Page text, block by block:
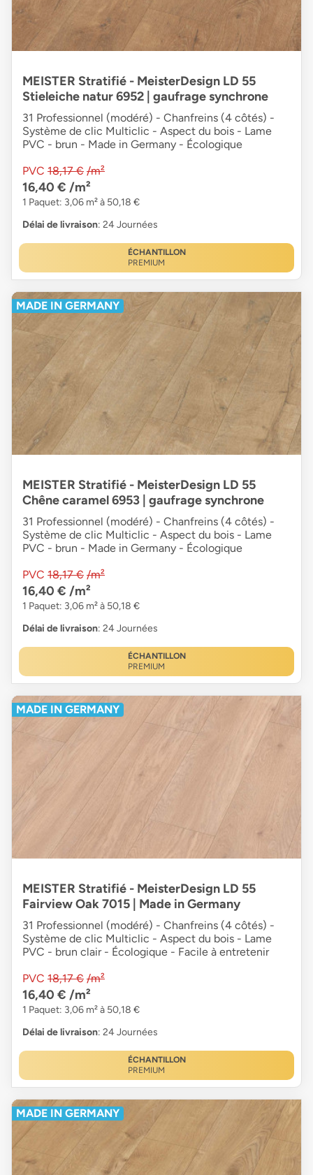
MEISTER Stratifié - MeisterDesign LD 55
Stieleiche natur 6952 | gaufrage synchrone
31 Professionnel (modéré) - Chanfreins (4 côtés) -
Système de clic Multiclic - Aspect du bois - Lame
PVC - brun - Made in Germany - Écologique
PVC 18,17 € /m²
16,40 € /m²
1 Paquet: 3,06 m² à 50,18 €
Délai de livraison: 24 Journées
ÉCHANTILLON
PREMIUM
MADE IN GERMANY
MEISTER Stratifié - MeisterDesign LD 55
Chêne caramel 6953 | gaufrage synchrone
31 Professionnel (modéré) - Chanfreins (4 côtés) -
Système de clic Multiclic - Aspect du bois - Lame
PVC - brun - Made in Germany - Écologique
PVC 18,17 € /m²
16,40 € /m²
1 Paquet: 3,06 m² à 50,18 €
Délai de livraison: 24 Journées
ÉCHANTILLON
PREMIUM
MADE IN GERMANY
MEISTER Stratifié - MeisterDesign LD 55
Fairview Oak 7015 | Made in Germany
31 Professionnel (modéré) - Chanfreins (4 côtés) -
Système de clic Multiclic - Aspect du bois - Lame
PVC - brun clair - Écologique - Facile à entretenir
PVC 18,17 € /m²
16,40 € /m²
1 Paquet: 3,06 m² à 50,18 €
Délai de livraison: 24 Journées
ÉCHANTILLON
PREMIUM
MADE IN GERMANY